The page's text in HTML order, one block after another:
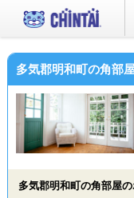
多気郡明和町の角部
多気郡明和町の角部屋